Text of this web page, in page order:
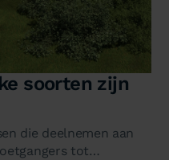
soorten zijn
die deelnemen aan
tot